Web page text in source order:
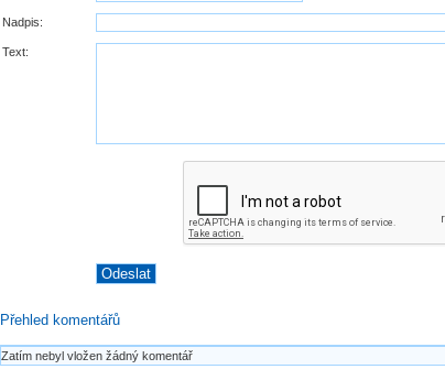
Nadpis:
Text:
Přehled komentářů
Zatím nebyl vložen žádný komentář